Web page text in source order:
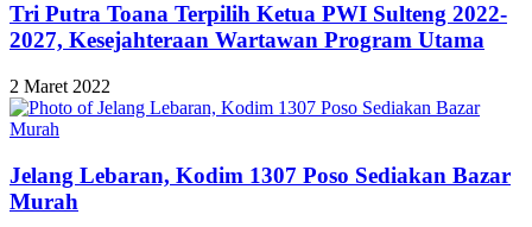
Tri Putra Toana Terpilih Ketua PWI Sulteng 2022-
2027, Kesejahteraan Wartawan Program Utama
2 Maret 2022
Jelang Lebaran, Kodim 1307 Poso Sediakan Bazar
Murah